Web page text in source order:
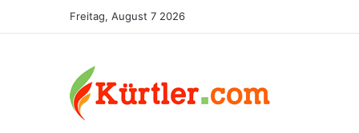
Freitag, August 7 2026